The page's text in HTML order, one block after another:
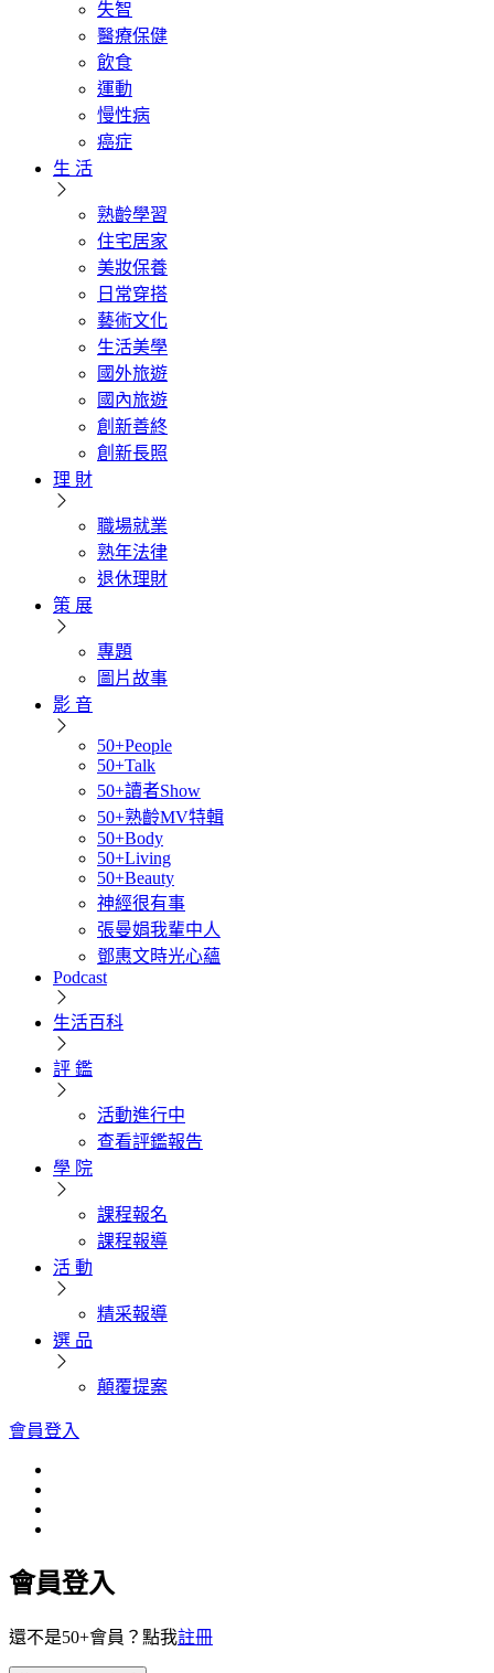
失智
醫療保健
飲食
運動
慢性病
癌症
生 活
熟齡學習
住宅居家
美妝保養
日常穿搭
藝術文化
生活美學
國外旅遊
國內旅遊
創新善終
創新長照
理 財
職場就業
熟年法律
退休理財
策 展
專題
圖片故事
影 音
50+People
50+Talk
50+讀者Show
50+熟齡MV特輯
50+Body
50+Living
50+Beauty
神經很有事
張曼娟我輩中人
鄧惠文時光心蘊
Podcast
生活百科
評 鑑
活動進行中
查看評鑑報告
學 院
課程報名
課程報導
活 動
精采報導
選 品
顛覆提案
會員登入
會員登入
還不是50+會員？點我註冊